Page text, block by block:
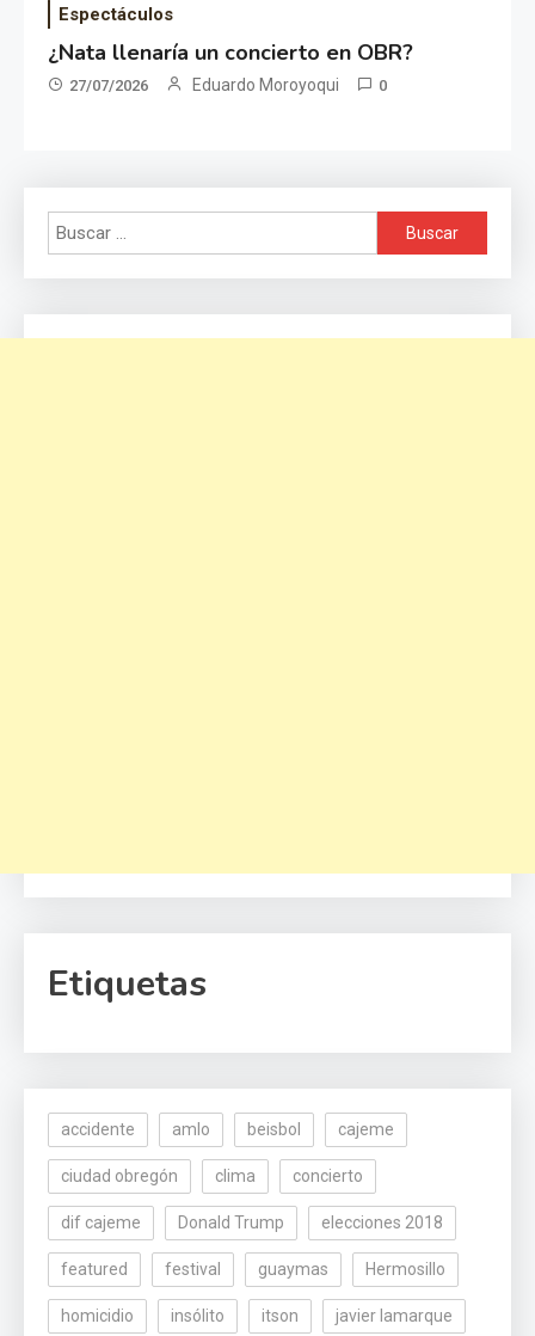
Espectáculos
¿Nata llenaría un concierto en OBR?
27/07/2026 Eduardo Moroyoqui 0
Buscar:
Etiquetas
accidente amlo beisbol cajeme
ciudad obregón clima concierto
dif cajeme Donald Trump elecciones 2018
featured festival guaymas Hermosillo
homicidio insólito itson javier lamarque